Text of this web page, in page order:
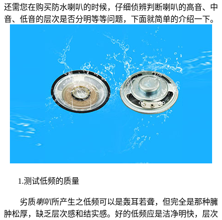
还需您在购买防水喇叭的时候，仔细侦辨判断喇叭的高音、中
音、低音的层次是否分明等等问题，下面就简单的介绍一下。
1.测试低频的质量
劣质喇叭所产生之低频可以是轰耳若聋，但完全是那种臃
肿松厚，缺乏层次感和结实感。好的低频应是洁净明快，层次